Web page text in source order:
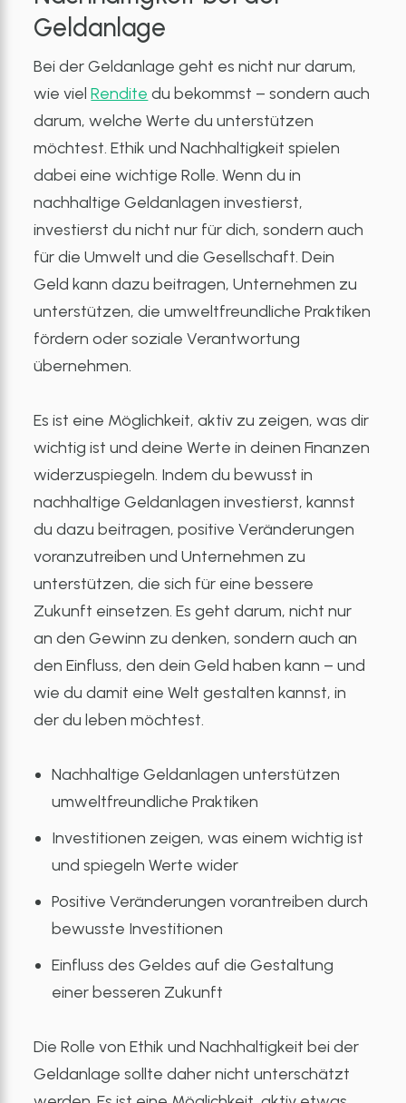
Geldanlage
Bei der Geldanlage geht es nicht nur darum,
wie vielRendite du bekommst – sondern auch
darum, welche Werte du unterstützen
möchtest. Ethik und Nachhaltigkeit spielen
dabei eine wichtige Rolle. Wenn du in
nachhaltige Geldanlagen investierst,
investierst du nicht nur für dich, sondern auch
für die Umwelt und die Gesellschaft. Dein
Geld kann dazu beitragen, Unternehmen zu
unterstützen, die umweltfreundliche Praktiken
fördern oder soziale Verantwortung
übernehmen.
Es ist eine Möglichkeit, aktiv zu zeigen, was dir
wichtig ist und deine Werte in deinen Finanzen
widerzuspiegeln. Indem du bewusst in
nachhaltige Geldanlagen investierst, kannst
du dazu beitragen, positive Veränderungen
voranzutreiben und Unternehmen zu
unterstützen, die sich für eine bessere
Zukunft einsetzen. Es geht darum, nicht nur
an den Gewinn zu denken, sondern auch an
den Einfluss, den dein Geld haben kann – und
wie du damit eine Welt gestalten kannst, in
der du leben möchtest.
Nachhaltige Geldanlagen unterstützen
umweltfreundliche Praktiken
Investitionen zeigen, was einem wichtig ist
und spiegeln Werte wider
Positive Veränderungen vorantreiben durch
bewusste Investitionen
Einfluss des Geldes auf die Gestaltung
einer besseren Zukunft
Die Rolle von Ethik und Nachhaltigkeit bei der
Geldanlage sollte daher nicht unterschätzt